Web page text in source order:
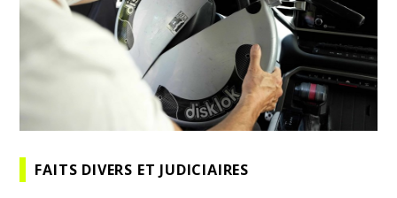
FAITS DIVERS ET JUDICIAIRES